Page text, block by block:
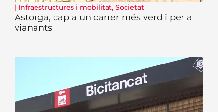
| Infraestructures i mobilitat, Societat
Astorga, cap a un carrer més verd i per a
vianants